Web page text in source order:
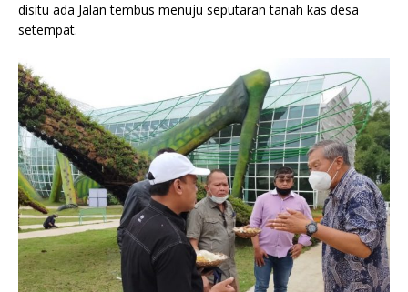
disitu ada Jalan tembus menuju seputaran tanah kas desa
setempat.